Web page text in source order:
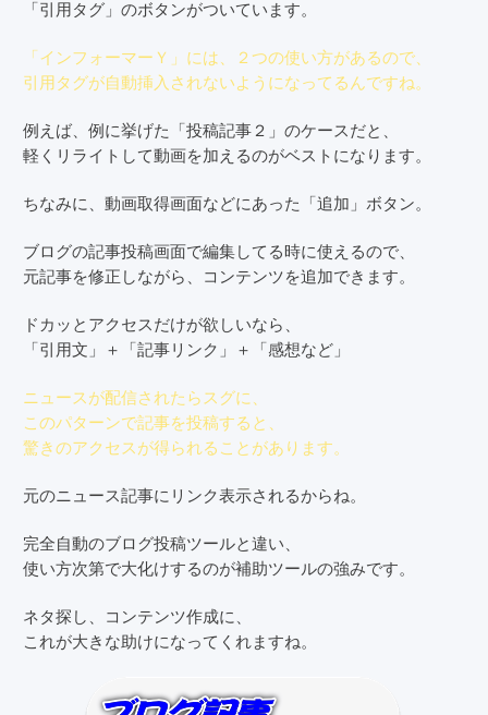
「引用タグ」のボタンがついています。
「インフォーマーＹ」には、２つの使い方があるので、
引用タグが自動挿入されないようになってるんですね。
例えば、例に挙げた「投稿記事２」のケースだと、
軽くリライトして動画を加えるのがベストになります。
ちなみに、動画取得画面などにあった「追加」ボタン。
ブログの記事投稿画面で編集してる時に使えるので、
元記事を修正しながら、コンテンツを追加できます。
ドカッとアクセスだけが欲しいなら、
「引用文」＋「記事リンク」＋「感想など」
ニュースが配信されたらスグに、
このパターンで記事を投稿すると、
驚きのアクセスが得られることがあります。
元のニュース記事にリンク表示されるからね。
完全自動のブログ投稿ツールと違い、
使い方次第で大化けするのが補助ツールの強みです。
ネタ探し、コンテンツ作成に、
これが大きな助けになってくれますね。